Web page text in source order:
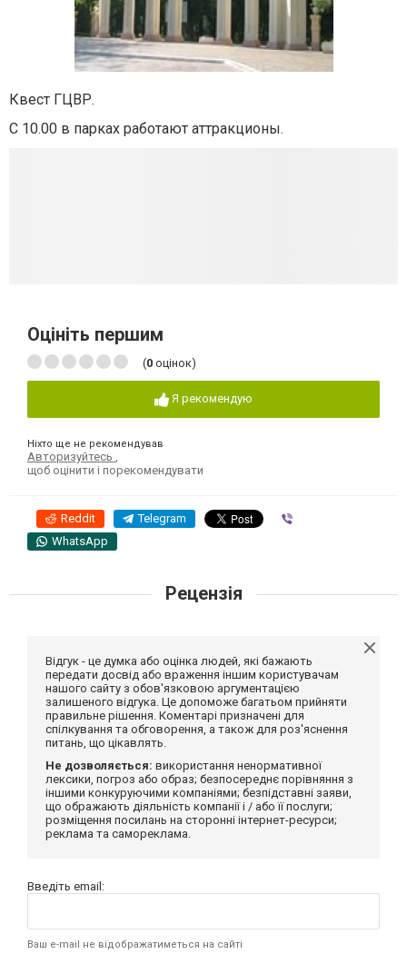
Квест ГЦВР.
С 10.00 в парках работают аттракционы.
Оцініть першим
(0 оцінок)
Я рекомендую
Ніхто ще не рекомендував
Авторизуйтесь
щоб оцінити і порекомендувати
Reddit Telegram
WhatsApp
Рецензія
Відгук - це думка або оцінка людей, які бажають
передати досвід або враження іншим користувачам
нашого сайту з обов'язковою аргументацією
залишеного відгука. Це допоможе багатьом прийняти
правильне рішення. Коментарі призначені для
спілкування та обговорення, а також для роз'яснення
питань, що цікавлять.
Не дозволяється: використання ненормативної
лексики, погроз або образ; безпосереднє порівняння з
іншими конкуруючими компаніями; безпідставні заяви,
що ображають діяльність компанії і / або її послуги;
розміщення посилань на сторонні інтернет-ресурси;
реклама та самореклама.
Введіть email:
Ваш e-mail не відображатиметься на сайті